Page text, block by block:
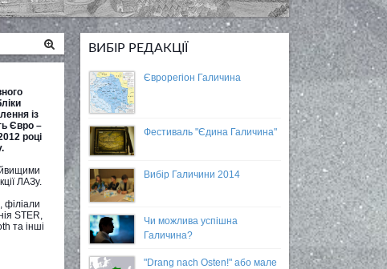
із
Євро –
році
ЛАЗу.
філіали
STER,
та інші
ВИБІР РЕДАКЦІЇ
Єврорегіон Галичина
Фестиваль "Єдина Галичина"
Вибір Галичини 2014
Чи можлива успішна
Галичина?
"Drang nach Osten!" або мале